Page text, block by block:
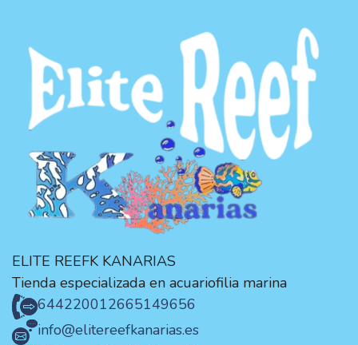
ELITE REEFK KANARIAS
Tienda especializada en acuariofilia marina
644220012665149656
info@elitereefkanarias.es